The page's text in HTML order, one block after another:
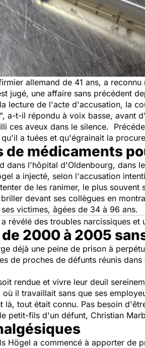
allemand de 41 ans, a
jugé, une affaire sans précédent
lecture de l'acte d'accusation, la
a-t-il répondu à voix basse, avant
ces aveux dans le silence.
a tuées et qu'égrainait la
de médicaments
dans l'hôpital d'Oldenbourg, dans
a injecté, selon l'accusation
de les ranimer, le plus souvent
devant ses collègues en
victimes, âgées de 34 à 96 ans.
révélé des troubles narcissiques et
2000 à 2005
déjà une peine de prison à
de proches de défunts réunis
rendue et vivre leur deuil
il travaillait sans que ses
là, tout était connu. Pas besoin
petit-fils d'un défunt, Christian
Högel a commencé à apporter de